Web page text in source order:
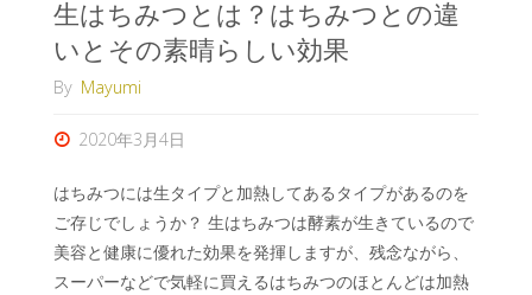
生はちみつとは？はちみつとの違
いとその素晴らしい効果
By Mayumi
2020年3月4日
はちみつには生タイプと加熱してあるタイプがあるのを
ご存じでしょうか？ 生はちみつは酵素が生きているので
美容と健康に優れた効果を発揮しますが、残念ながら、
スーパーなどで気軽に買えるはちみつのほとんどは加熱